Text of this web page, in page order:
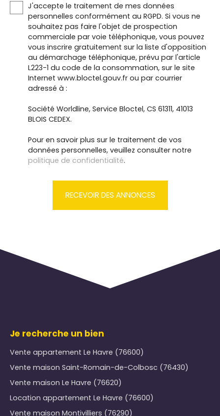
J'accepte le traitement de mes données
personnelles conformément au RGPD. Si vous ne
souhaitez pas faire l'objet de prospection
commerciale par voie téléphonique, vous pouvez
vous inscrire gratuitement sur la liste d'opposition
au démarchage téléphonique, prévu par l'article
L223-1 du code de la consommation, sur le site
Internet www.bloctel.gouv.fr ou par courrier
adressé à :
Société Worldline, Service Bloctel, CS 61311, 41013
BLOIS CEDEX.
Pour en savoir plus sur le traitement de vos
données personnelles, veuillez consulter notre
politique de confidentialité.
RECEVOIR DES ANNONCES
Je recherche un bien
Vente appartement Le Havre (76600)
Vente maison Saint-Romain-de-Colbosc (76430)
Vente maison Le Havre (76620)
Location appartement Le Havre (76600)
Vente maison Montivilliers (76290)